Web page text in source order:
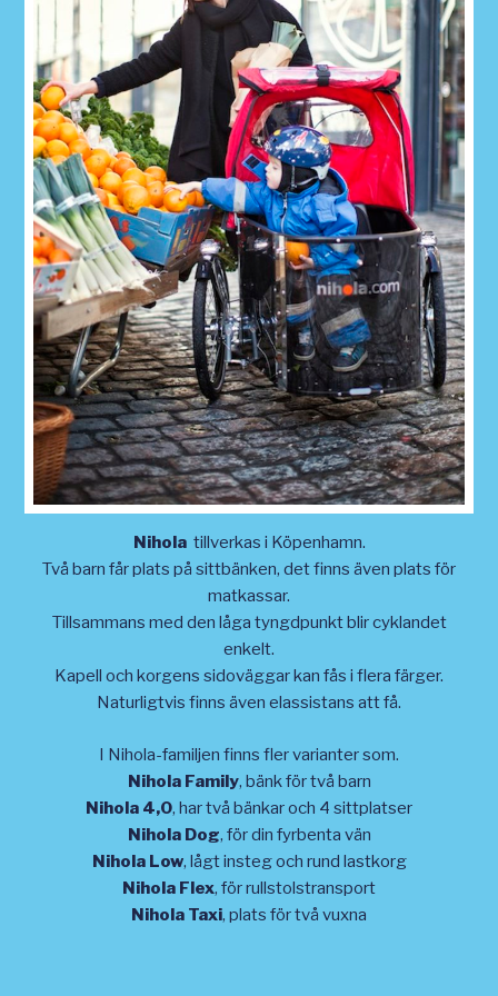
Niholatillverkas i Köpenhamn.
Två barn får plats på sittbänken, det finns även plats för
matkassar.
Tillsammans med den låga tyngdpunkt blir cyklandet
enkelt.
Kapell och korgens sidoväggar kan fås i flera färger.
Naturligtvis finns även elassistans att få.
I Nihola-familjen finns fler varianter som.
Nihola Family, bänk för två barn
Nihola 4,0, hartvå bänkar och 4 sittplatser
Nihola Dog, för din fyrbenta vän
Nihola Low, lågt insteg och rund lastkorg
Nihola Flex, för rullstolstransport
Nihola Taxi, plats för två vuxna